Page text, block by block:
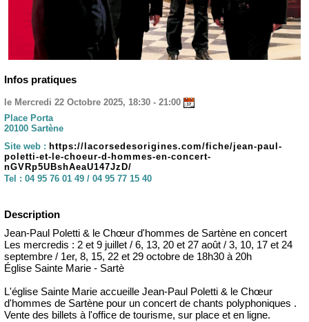
Infos pratiques
le Mercredi 22 Octobre 2025, 18:30 - 21:00
Place Porta
20100 Sartène
Site web : https://lacorsedesorigines.com/fiche/jean-paul-
poletti-et-le-choeur-d-hommes-en-concert-
nGVRp5UBshAeaU147JzD/
Tel : 04 95 76 01 49 / 04 95 77 15 40
Description
Jean-Paul Poletti & le Chœur d'hommes de Sartène en concert
Les mercredis : 2 et 9 juillet / 6, 13, 20 et 27 août / 3, 10, 17 et 24
septembre / 1er, 8, 15, 22 et 29 octobre de 18h30 à 20h
Église Sainte Marie - Sartè
L'église Sainte Marie accueille Jean-Paul Poletti & le Chœur
d'hommes de Sartène pour un concert de chants polyphoniques .
Vente des billets à l'office de tourisme, sur place et en ligne.